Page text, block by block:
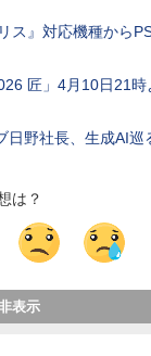
ス』対応機種から
匠」4月10日21
日野社長、生成AI
は？
表示